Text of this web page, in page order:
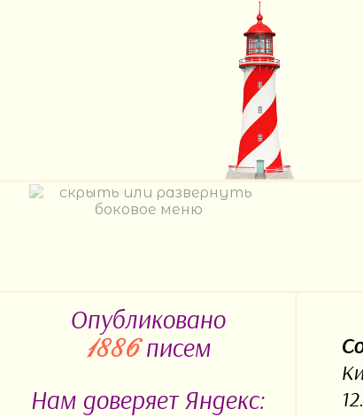
Опубликовано
1886писем
Нам доверяет Яндекс: